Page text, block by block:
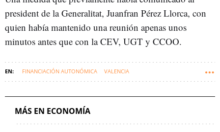
president de la Generalitat, Juanfran Pérez Llorca, con
quien había mantenido una reunión apenas unos
minutos antes que con la CEV, UGT y CCOO.
FINANCIACIÓN AUTONÓMICA VALENCIA
MINISTERIO DE HACIENDA ARCADI ESPAÑA
MÁS EN ECONOMÍA